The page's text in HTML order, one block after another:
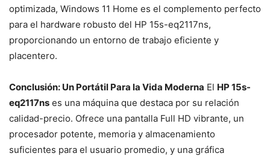
optimizada, Windows 11 Home es el complemento perfecto
para el hardware robusto del HP 15s-eq2117ns,
proporcionando un entorno de trabajo eficiente y
placentero.
Conclusión: Un Portátil Para la Vida Moderna El HP 15s-
eq2117ns es una máquina que destaca por su relación
calidad-precio. Ofrece una pantalla Full HD vibrante, un
procesador potente, memoria y almacenamiento
suficientes para el usuario promedio, y una gráfica